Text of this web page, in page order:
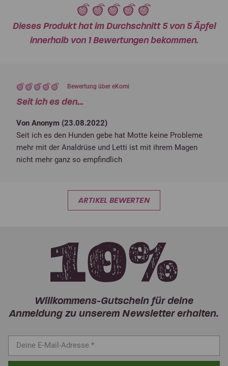
Dieses Produkt hat im Durchschnitt 5 von 5 Äpfel
innerhalb von 1 Bewertungen bekommen.
Bewertung über eKomi
Seit ich es den...
Von Anonym (23.08.2022)
Seit ich es den Hunden gebe hat Motte keine Probleme
mehr mit der Analdrüse und Letti ist mit ihrem Magen
nicht mehr ganz so empfindlich
ARTIKEL BEWERTEN
Willkommens-Gutschein für deine
Anmeldung zu unserem Newsletter erhalten.